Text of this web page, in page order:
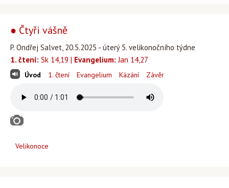
● Čtyři vášně
P. Ondřej Salvet, 20.5.2025 - úterý 5. velikonočního týdne
1. čtení: Sk 14,19 | Evangelium: Jan 14,27
Úvod 1. čtení Evangelium Kázání Závěr
Velikonoce